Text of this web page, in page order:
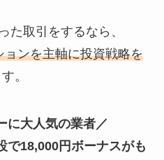
た取引をするなら、
ンを主軸に投資戦略を
。
に大人気の業者／
で18,000円ボーナスがも